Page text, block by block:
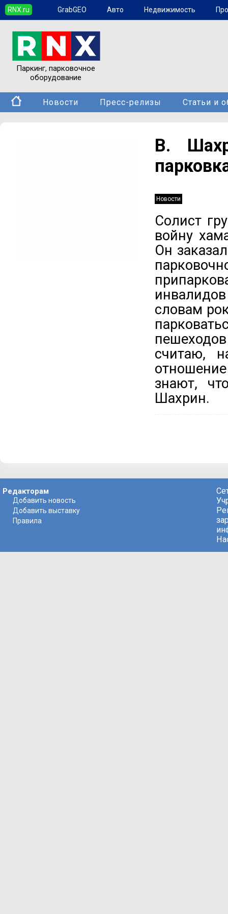
RNX.ru GrabGEO Авто Недвижимость
Паркинг, парковочное
оборудование
Новости Пресс-релизы Статьи и
В.
Новости
Солист
войну
Он
словам
считаю,
знают,
Шахрин.
Редакторам
Добавить новость
Добавить выставку
Правила